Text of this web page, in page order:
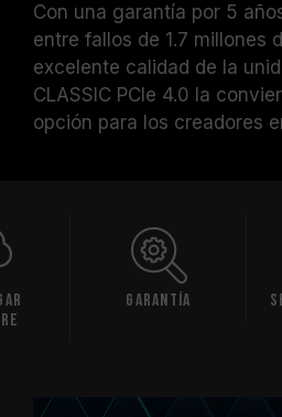
Con una garantía por 5
entre fallos de 1.7 millones
excelente calidad de la
CLASSIC PCIe 4.0 la
opción para los creadores
Garantía